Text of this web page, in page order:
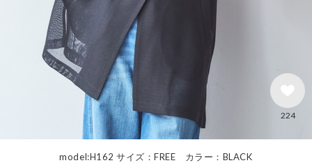
model:H162 サイズ：FREE カラー：BLACK
224